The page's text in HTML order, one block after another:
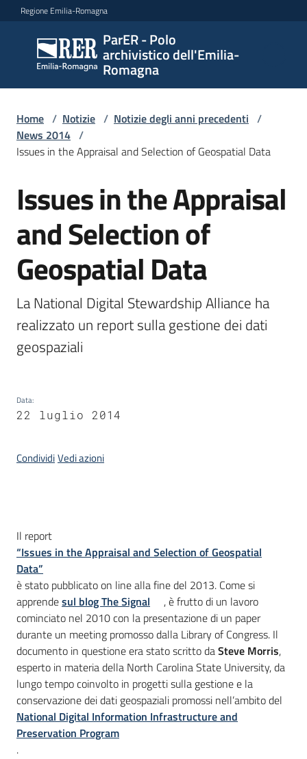
Vai al contenuto
Vai alla navigazione
Vai al footer
Regione Emilia-Romagna
ParER - Polo
archivistico dell'Emilia-
Romagna
ParER -
Polo
archivistico
Romagna
archivistico
Archivio
storico
Conservazione
Argomenti
Contatti
su
Home / Notizie / Notizie degli anni precedenti /
News 2014 /
Issues in the Appraisal and Selection of Geospatial Data
Salta al contenuto
Issues in the Appraisal
and Selection of
Geospatial Data
La National Digital Stewardship Alliance ha
realizzato un report sulla gestione dei dati
geospaziali
Data:
22 luglio 2014
CondividiVedi azioni
Introduzione
Il report
“Issues in the Appraisal and Selection of Geospatial
Data”
è stato pubblicato on line alla fine del 2013. Come si
apprendesul blog The Signal
, è frutto di un lavoro
cominciato nel 2010 con la presentazione di un paper
durante un meeting promosso dalla Library of Congress. Il
documento in questione era stato scritto daSteve Morris,
esperto in materia della North Carolina State University, da
lungo tempo coinvolto in progetti sulla gestione e la
conservazione dei dati geospaziali promossi nell’ambito del
National Digital Information Infrastructure and
Preservation Program
.